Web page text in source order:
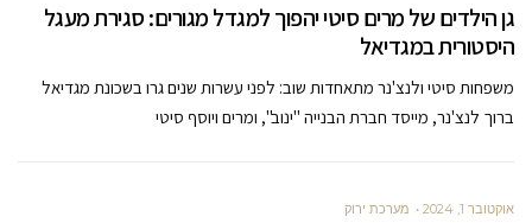
גן הילדים של מרים סיטי יהפוך למגדל מגורים: סגירת מעגל
היסטורית במגדיאל
משפחות סיטי ולנצ'נר מתאחדות שוב: לפני עשרות שנים גרו בשכונת מגדיאל
ברוך לנצ'נר, מייסד חברת הבנייה "ינוב", ומרים ויוסף סיטי
אוקטובר 1, 2024 מערכת ירוק